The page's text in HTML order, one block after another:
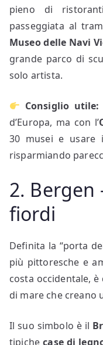
pieno di
passeggiata al
Museo delle Navi
grande parco di
solo artista.
Consiglio utile:
d’Europa, ma con l’
30 musei e usare
risparmiando
2. Bergen
fiordi
Definita la “porta
più pittoresche e
costa occidentale,
di mare che creano
Il suo simbolo è il
tipichecase di